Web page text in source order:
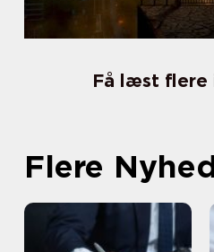
Få læst flere
Flere